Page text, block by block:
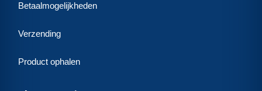
Betaalmogelijkheden
Verzending
Product ophalen